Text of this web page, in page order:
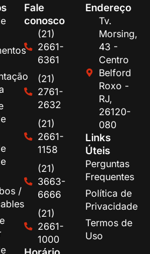
/
Fale
conosco
(21)
2661-
6361
(21)
2761-
2632
(21)
2661-
1158
(21)
3663-
6666
(21)
2661-
1000
Endereço
Tv.
Morsing,
43 -
Centro
Belford
Roxo -
RJ,
26120-
080
Links
Úteis
Perguntas
Frequentes
Política de
Privacidade
Termos de
Uso